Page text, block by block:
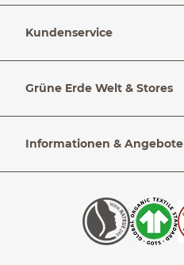
Kundenservice
Grüne Erde Welt & Stores
Informationen & Angebote